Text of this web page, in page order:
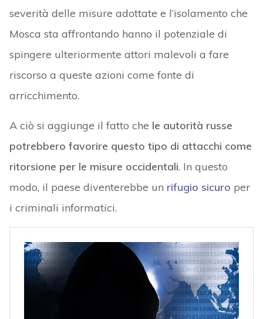
severità delle misure adottate e l’isolamento che
Mosca sta affrontando hanno il potenziale di
spingere ulteriormente attori malevoli a fare
riscorso a queste azioni come fonte di
arricchimento.
A ciò si aggiunge il fatto che le autorità russe
potrebbero favorire questo tipo di attacchi come
ritorsione per le misure occidentali. In questo
modo, il paese diventerebbe un rifugio sicuro per
i criminali informatici.